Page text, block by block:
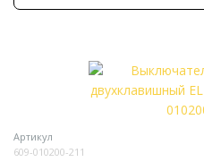
Артикул
609-010200-211